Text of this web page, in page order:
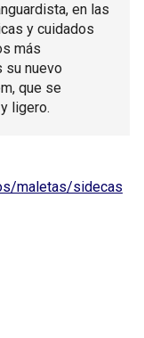
en las
y cuidados
más
su nuevo
que se
ligero.
maletas/sidecas